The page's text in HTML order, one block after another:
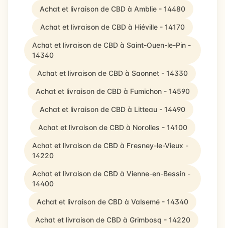
Achat et livraison de CBD à Amblie - 14480
Achat et livraison de CBD à Hiéville - 14170
Achat et livraison de CBD à Saint-Ouen-le-Pin -
14340
Achat et livraison de CBD à Saonnet - 14330
Achat et livraison de CBD à Fumichon - 14590
Achat et livraison de CBD à Litteau - 14490
Achat et livraison de CBD à Norolles - 14100
Achat et livraison de CBD à Fresney-le-Vieux -
14220
Achat et livraison de CBD à Vienne-en-Bessin -
14400
Achat et livraison de CBD à Valsemé - 14340
Achat et livraison de CBD à Grimbosq - 14220